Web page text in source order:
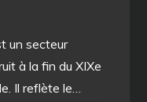
un secteur
à la fin du XIXe
Il reflète le…